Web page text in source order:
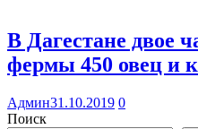
В Дагестане двое
фермы 450 овец и
Админ31.10.2019 0
Поиск